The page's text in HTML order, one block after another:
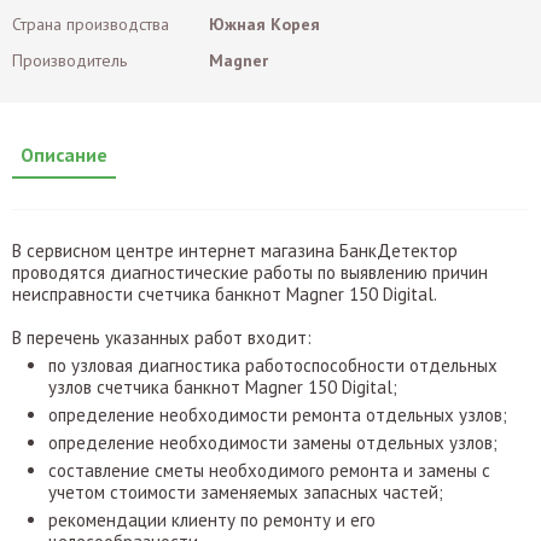
Страна производства
Южная Корея
Производитель
Magner
Описание
В сервисном центре интернет магазина БанкДетектор
проводятся диагностические работы по выявлению причин
неисправности счетчика банкнот Magner 150 Digital.
В перечень указанных работ входит:
по узловая диагностика работоспособности отдельных
узлов счетчика банкнот Magner 150 Digital;
определение необходимости ремонта отдельных узлов;
определение необходимости замены отдельных узлов;
составление сметы необходимого ремонта и замены с
учетом стоимости заменяемых запасных частей;
рекомендации клиенту по ремонту и его